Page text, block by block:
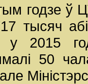
годзе ў
тысяч
2015
50